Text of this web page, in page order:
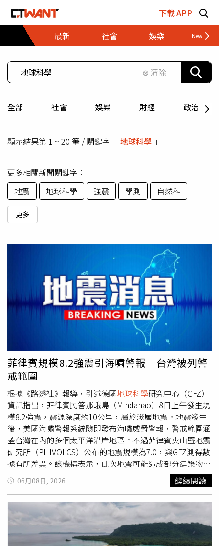
下載 APP
最新
社會 娛樂 財經
⊗ 清除
全部 社會 娛樂 財經 政治
顯示結果第 1 ~ 20 筆 / 關鍵字「 地球科學 」
更多相關新聞關鍵字：
地震
地球科學 強震 學測 自然科
更多
菲律賓規模8.2強震引海嘯警報 台灣被列警
戒範圍
根據《路透社》報導，引述德國地球科學研究中心（GFZ）
資訊指出，菲律賓民答那峨島（Mindanao）8日上午發生規
模8.2強震，震源深度約10公里，屬於淺層地震。地震發生
後，美國海嘯警報系統隨即發布海嘯威脅警報，警戒範圍涵
蓋台灣在內的多個太平洋沿岸地區。不過菲律賓火山暨地震
研究所（PHIVOLCS）公布的地震規模為7.0，與GFZ測得數
據有所差異。該機構表示，此次地震可能造成部分建築物受
損，後續也不排除出現餘震，呼籲民眾提高警覺。美國海嘯
預警系統指出，未來3小時內，菲律賓、印尼、帛琉、台灣
及巴布亞紐幾內亞部分沿岸地區可能受到海嘯影響。其中台
灣預估海嘯波高低於30公分；印尼及馬來西亞沿岸預估介於
30公分至1公尺；菲律賓部分地區則可能出現1至3公尺海嘯
波高。受到強震影響，日本氣象單位也針對太平洋沿岸部分
06月08日, 2026 繼續閱讀